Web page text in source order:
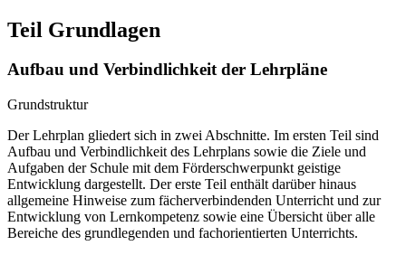
Teil Grundlagen
Aufbau und Verbindlichkeit der Lehrpläne
Grundstruktur
Der Lehrplan gliedert sich in zwei Abschnitte. Im ersten Teil sind
Aufbau und Verbindlichkeit des Lehrplans sowie die Ziele und
Aufgaben der Schule mit dem Förderschwerpunkt geistige
Entwicklung dargestellt. Der erste Teil enthält darüber hinaus
allgemeine Hinweise zum fächerverbindenden Unterricht und zur
Entwicklung von Lernkompetenz sowie eine Übersicht über alle
Bereiche des grundlegenden und fachorientierten Unterrichts.